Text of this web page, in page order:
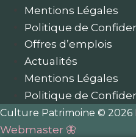
Mentions Légales
Politique de
Offres d’emplois
Actualités
Mentions Légales
Politique de
Culture Patrimoine © 2026
Webmaster 🦋